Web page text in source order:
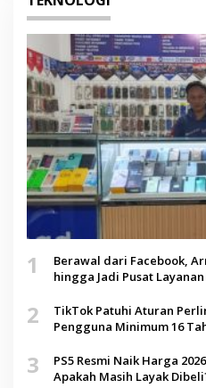
1
Berawal dari Facebook,
hingga Jadi Pusat
2
TikTok Patuhi Aturan
Pengguna Minimum 16
3
PS5 Resmi Naik Harga
Apakah Masih Layak